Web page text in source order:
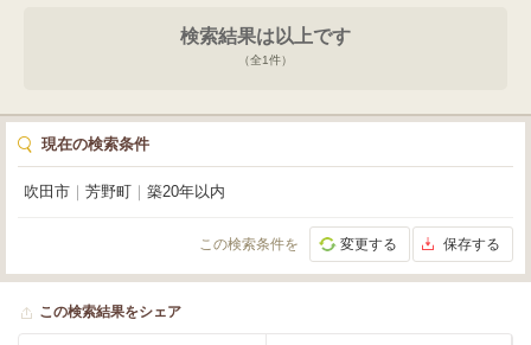
検索結果は以上です
（全1件）
現在の検索条件
吹田市 芳野町 築20年以内
この検索条件を 変更する 保存する
この検索結果をシェア